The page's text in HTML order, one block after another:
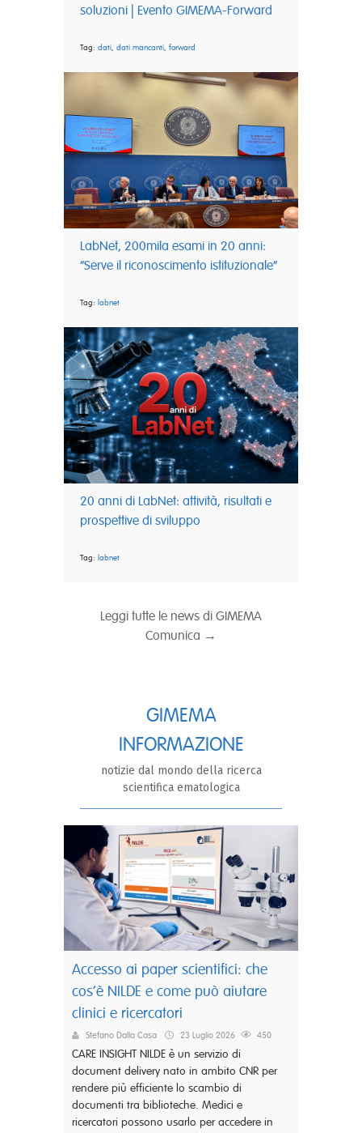
soluzioni | Evento GIMEMA-Forward
Tag: dati, dati mancanti, forward
LabNet, 200mila esami in 20 anni:
“Serve il riconoscimento istituzionale”
Tag: labnet
20 anni di LabNet: attività, risultati e
prospettive di sviluppo
Tag: labnet
Leggi tutte le news di GIMEMA
Comunica →
GIMEMA
INFORMAZIONE
notizie dal mondo della ricerca
scientifica ematologica
Accesso ai paper scientifici: che
cos’è NILDE e come può aiutare
clinici e ricercatori
Stefano Dalla Casa 23 Luglio 2026 450
CARE INSIGHT NILDE è un servizio di
document delivery nato in ambito CNR per
rendere più efficiente lo scambio di
documenti tra biblioteche. Medici e
ricercatori possono usarlo per accedere in